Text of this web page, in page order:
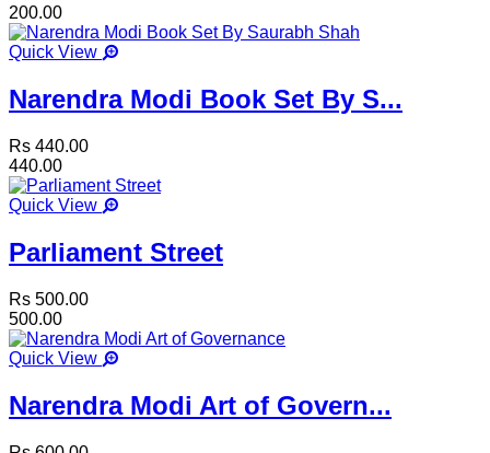
200.00
Quick View
Narendra Modi Book Set By S...
Rs 440.00
440.00
Quick View
Parliament Street
Rs 500.00
500.00
Quick View
Narendra Modi Art of Govern...